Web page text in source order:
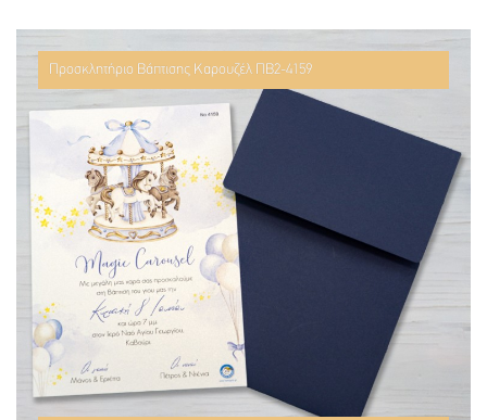
Προσκλητήριο Βάπτισης Καρουζέλ ΠΒ2-4159